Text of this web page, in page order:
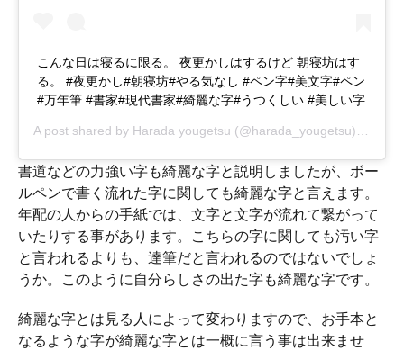
こんな日は寝るに限る。 夜更かしはするけど 朝寝坊はす
る。 #夜更かし#朝寝坊#やる気なし #ペン字#美文字#ペン
#万年筆 #書家#現代書家#綺麗な字#うつくしい #美しい字
A post shared by Harada yougetsu (@harada_yougetsu) on
書道などの力強い字も綺麗な字と説明しましたが、ボー
ルペンで書く流れた字に関しても綺麗な字と言えます。
年配の人からの手紙では、文字と文字が流れて繋がって
いたりする事があります。こちらの字に関しても汚い字
と言われるよりも、達筆だと言われるのではないでしょ
うか。このように自分らしさの出た字も綺麗な字です。
綺麗な字とは見る人によって変わりますので、お手本と
なるような字が綺麗な字とは一概に言う事は出来ませ